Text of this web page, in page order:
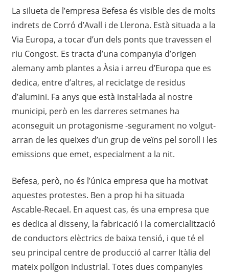
La silueta de l’empresa Befesa és visible des de molts
indrets de Corró d’Avall i de Llerona. Està situada a la
Via Europa, a tocar d’un dels ponts que travessen el
riu Congost. Es tracta d’una companyia d’origen
alemany amb plantes a Àsia i arreu d’Europa que es
dedica, entre d’altres, al reciclatge de residus
d’alumini. Fa anys que està instal·lada al nostre
municipi, però en les darreres setmanes ha
aconseguit un protagonisme -segurament no volgut-
arran de les queixes d’un grup de veïns pel soroll i les
emissions que emet, especialment a la nit.
Befesa, però, no és l’única empresa que ha motivat
aquestes protestes. Ben a prop hi ha situada
Ascable-Recael. En aquest cas, és una empresa que
es dedica al disseny, la fabricació i la comercialització
de conductors elèctrics de baixa tensió, i que té el
seu principal centre de producció al carrer Itàlia del
mateix polígon industrial. Totes dues companyies